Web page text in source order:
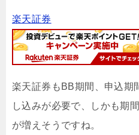
楽天証券
楽天証券もBB期間、申込期
し込みが必要で、しかも期
が増えそうですね。